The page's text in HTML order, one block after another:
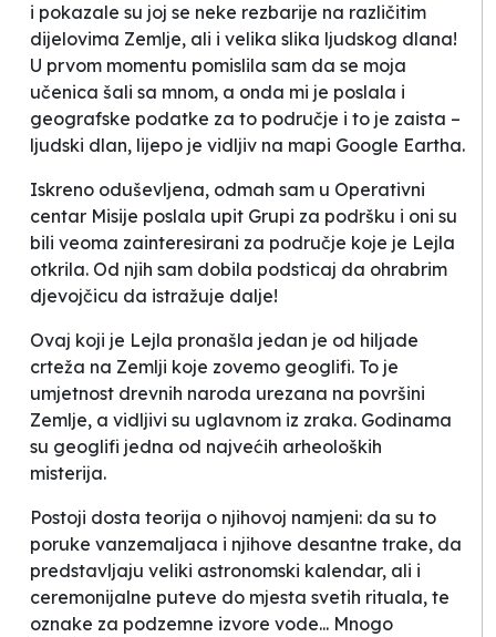
i pokazale su joj se neke rezbarije na različitim
dijelovima Zemlje, ali i velika slika ljudskog dlana!
U prvom momentu pomislila sam da se moja
učenica šali sa mnom, a onda mi je poslala i
geografske podatke za to područje i to je zaista –
ljudski dlan, lijepo je vidljiv na mapi Google Eartha.
Iskreno oduševljena, odmah sam u Operativni
centar Misije poslala upit Grupi za podršku i oni su
bili veoma zainteresirani za područje koje je Lejla
otkrila. Od njih sam dobila podsticaj da ohrabrim
djevojčicu da istražuje dalje!
Ovaj koji je Lejla pronašla jedan je od hiljade
crteža na Zemlji koje zovemo geoglifi. To je
umjetnost drevnih naroda urezana na površini
Zemlje, a vidljivi su uglavnom iz zraka. Godinama
su geoglifi jedna od najvećih arheoloških
misterija.
Postoji dosta teorija o njihovoj namjeni: da su to
poruke vanzemaljaca i njihove desantne trake, da
predstavljaju veliki astronomski kalendar, ali i
ceremonijalne puteve do mjesta svetih rituala, te
oznake za podzemne izvore vode... Mnogo